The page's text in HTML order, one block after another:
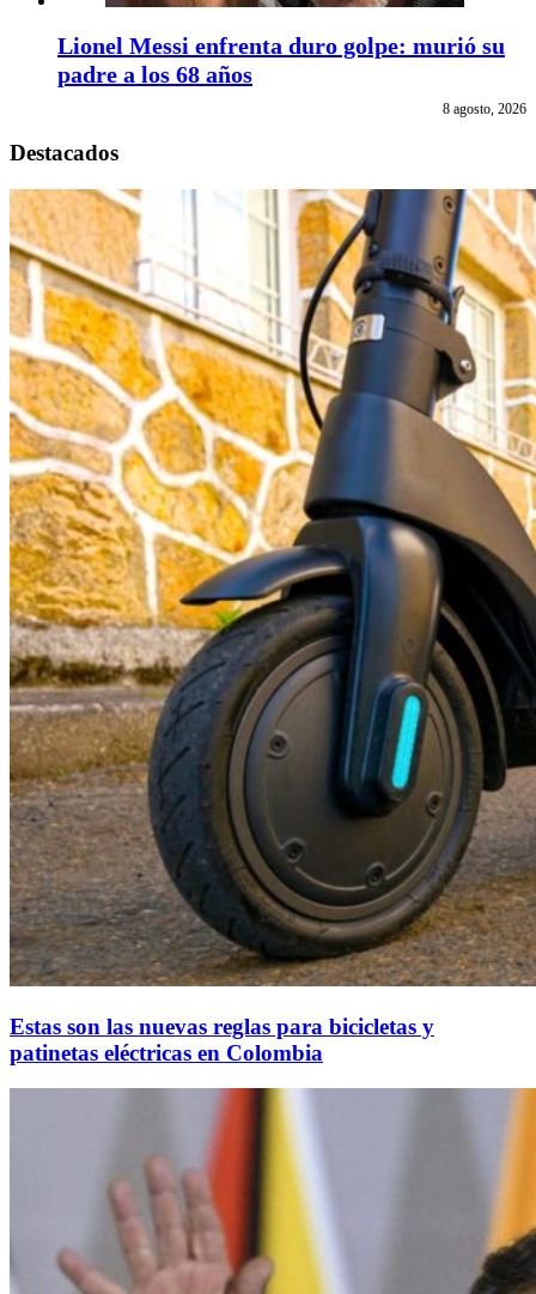
Lionel Messi enfrenta duro golpe: murió su
padre a los 68 años
8 agosto, 2026
Destacados
Estas son las nuevas reglas para bicicletas y
patinetas eléctricas en Colombia